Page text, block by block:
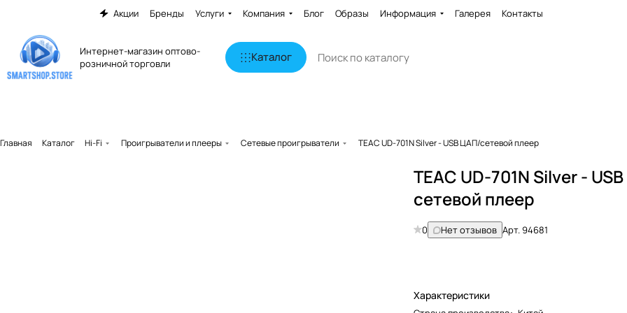
Акции Бренды Услуги Компания Блог Образы Информация Галерея Контакты
Интернет-магазин оптово-
розничной торговли
Каталог
Главная Каталог Hi-Fi Проигрыватели и плееры Сетевые проигрыватели TEAC UD-701N Silver - USB ЦАП/сетевой плеер
TEAC UD-701N Silver -
сетевой плеер
0 Нет отзывов Арт.94681
Характеристики